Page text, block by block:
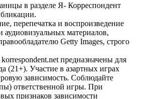
в разделе Я- Корреспондент
перепечатка и воспроизведение
материалов,
Getty Images, строго
предназначены для
(21+). Участие в азартных играх
зависимость. Соблюдайте
ответственной игры. При
признаков зависимости